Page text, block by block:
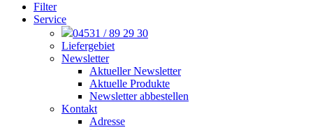
Filter
Service
04531 / 89 29 30
Liefergebiet
Newsletter
Aktueller Newsletter
Aktuelle Produkte
Newsletter abbestellen
Kontakt
Adresse